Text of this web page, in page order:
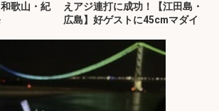
歌山・紀
えアジ連打に成功！【江田島・
広島】好ゲストに45cmマダイ